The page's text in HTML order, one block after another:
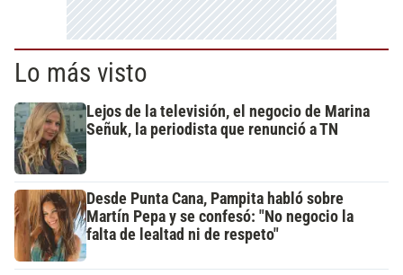
Lo más visto
Lejos de la televisión, el negocio de Marina
Señuk, la periodista que renunció a TN
Desde Punta Cana, Pampita habló sobre
Martín Pepa y se confesó: "No negocio la
falta de lealtad ni de respeto"